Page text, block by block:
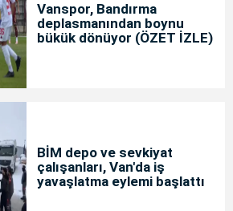
Vanspor, Bandırma
deplasmanından boynu
bükük dönüyor (ÖZET İZLE)
BİM depo ve sevkiyat
çalışanları, Van'da iş
yavaşlatma eylemi başlattı